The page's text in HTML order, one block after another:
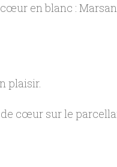
en blanc :
plaisir.
cœur sur le